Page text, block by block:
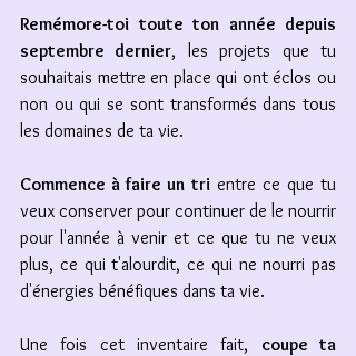
Remémore-toi toute ton année depuis
septembre dernier, les projets que tu
souhaitais mettre en place qui ont éclos ou
non ou qui se sont transformés dans tous
les domaines de ta vie.
Commence à faire un tri entre ce que tu
veux conserver pour continuer de le nourrir
pour l'année à venir et ce que tu ne veux
plus, ce qui t'alourdit, ce qui ne nourri pas
d'énergies bénéfiques dans ta vie.
Une fois cet inventaire fait, coupe ta